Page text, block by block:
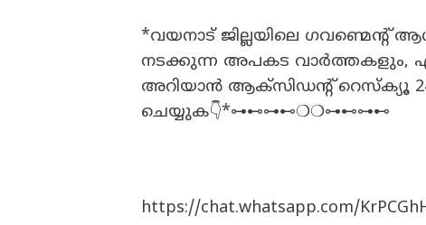
*വയനാട് ജില്ലയിലെ ഗവണ്മെന്റ്
നടക്കുന്ന അപകട വാർത്തകളും,
അറിയാൻ ആക്‌സിഡന്റ് റെസ്ക്യൂ
ചെയ്യുക👇*⊶⊷⊶⊷❍❍⊶⊷⊶⊷
https://chat.whatsapp.com/